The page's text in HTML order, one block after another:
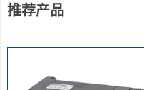
推荐产品